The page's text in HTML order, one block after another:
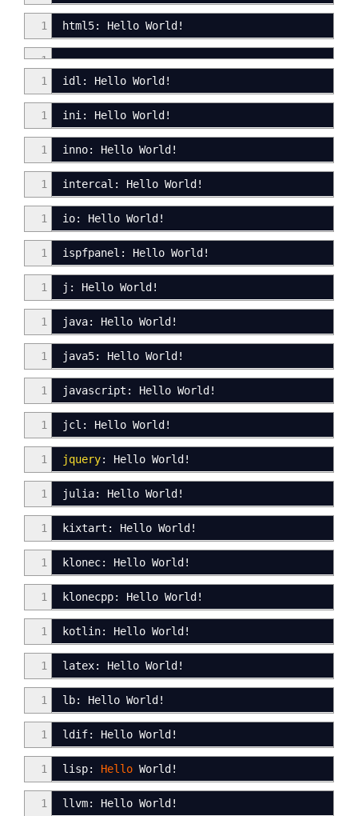
1 html5: Hello World!
1 icon:Hello World!
1
idl : Hello World !
1 ini: Hello World!
1 inno: Hello World!
1 intercal : Hello World!
1 io: Hello World !
1 ispfpanel: Hello World !
1 j: Hello World!
1 java: Hello World !
1 java5: Hello World !
1 javascript : Hello World !
1 jcl: Hello World!
1 jquery: Hello World !
1 julia: Hello World !
1 kixtart : Hello World!
1 klonec: Hello World!
1 klonecpp: Hello World!
1 kotlin: Hello World !
1 latex: Hello World!
1 lb: Hello World!
1 ldif: Hello World!
1 lisp: Hello World !
1 llvm: Hello World !